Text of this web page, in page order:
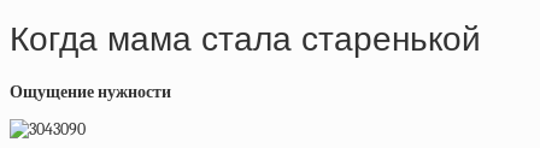
Когда мама стала старенькой
Ощущение нужности